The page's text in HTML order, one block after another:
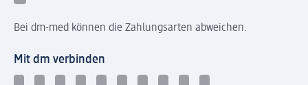
Bei dm-med können die Zahlungsarten abweichen.
Mit dm verbinden